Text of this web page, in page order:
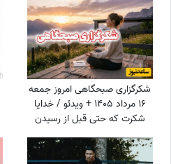
شکرگزاری صبحگاهی امروز جمعه
16 مرداد 1405 + ویدئو / خدایا
شکرت که حتی قبل از رسیدن
آرزوهایم، آرامشِ ایمان به اجابت
را در دلم قرار دادی